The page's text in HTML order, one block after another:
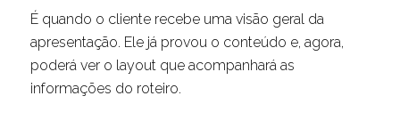
É quando o cliente recebe uma visão geral da
apresentação. Ele já provou o conteúdo e, agora,
poderá ver o layout que acompanhará as
informações do roteiro.